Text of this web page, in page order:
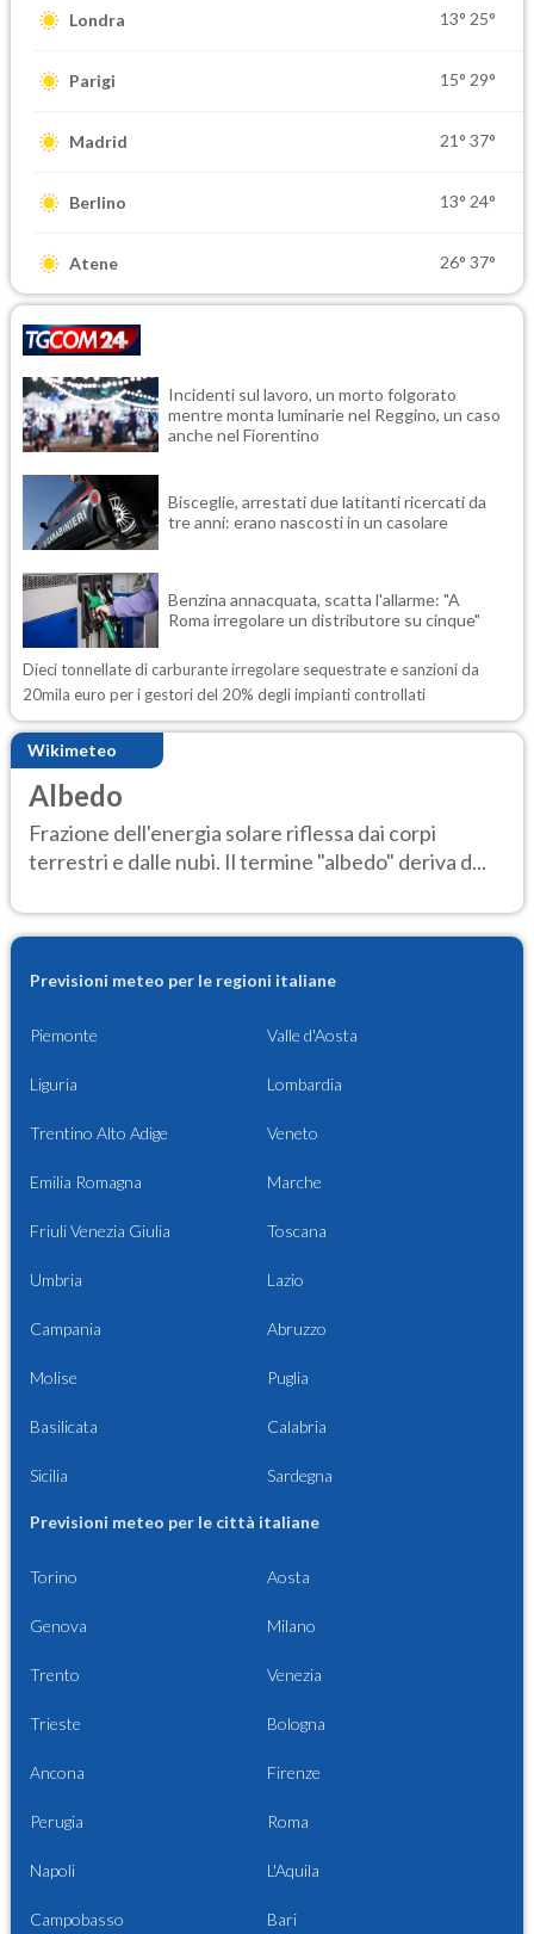
Londra 13° 25°
Parigi 15° 29°
Madrid 21° 37°
Berlino 13° 24°
Atene 26° 37°
Incidenti sul lavoro, un morto folgorato
mentre monta luminarie nel Reggino, un caso
anche nel Fiorentino
Bisceglie, arrestati due latitanti ricercati da
tre anni: erano nascosti in un casolare
Benzina annacquata, scatta l'allarme: "A
Roma irregolare un distributore su cinque"
Dieci tonnellate di carburante irregolare sequestrate e sanzioni da
20mila euro per i gestori del 20% degli impianti controllati
Wikimeteo
Albedo
Frazione dell'energia solare riflessa dai corpi
terrestri e dalle nubi. Il termine "albedo" deriva d...
Previsioni meteo per le regioni italiane
Piemonte Valle d'Aosta
Liguria Lombardia
Trentino Alto Adige Veneto
Emilia Romagna Marche
Friuli Venezia Giulia Toscana
Umbria Lazio
Campania Abruzzo
Molise Puglia
Basilicata Calabria
Sicilia Sardegna
Previsioni meteo per le città italiane
Torino Aosta
Genova Milano
Trento Venezia
Trieste Bologna
Ancona Firenze
Perugia Roma
Napoli L'Aquila
Campobasso Bari